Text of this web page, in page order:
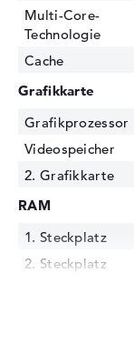
Multi-Core-
Technologie
Cache
Grafikkarte
Grafikprozessor
Videospeicher
2. Grafikkarte
RAM
1. Steckplatz
2. Steckplatz